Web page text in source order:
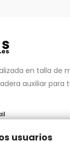
en talla de
auxiliar para
usuarios